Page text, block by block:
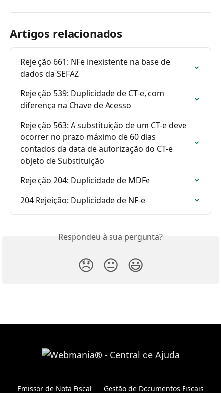
Artigos relacionados
Rejeição 661: NFe inexistente na base de
dados da SEFAZ
Rejeição 539: Duplicidade de CT-e, com
diferença na Chave de Acesso
Rejeição 563: A substituição de um CT-e deve
ocorrer no prazo máximo de 60 dias
contados da data de autorização do CT-e
objeto de Substituição
Rejeição 204: Duplicidade de MDFe
204 Rejeição: Duplicidade de NF-e
Respondeu à sua pergunta?
😞 😐 😃
Emissor de Nota Fiscal Gestão de Documentos Fiscais